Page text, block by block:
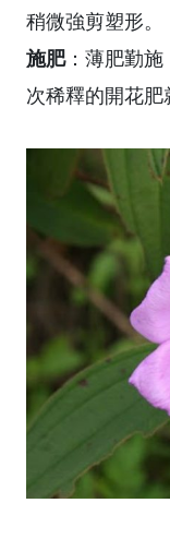
稍微強剪塑形。
施肥：薄肥勤施
次稀釋的開花肥